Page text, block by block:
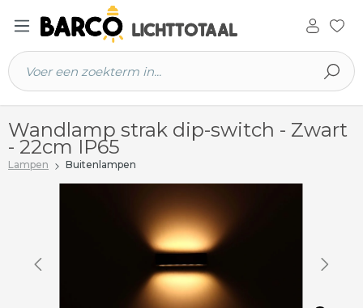
hoofdinhoud
Wandlamp strak dip-switch - Zwart
- 22cm IP65
Lampen Buitenlampen